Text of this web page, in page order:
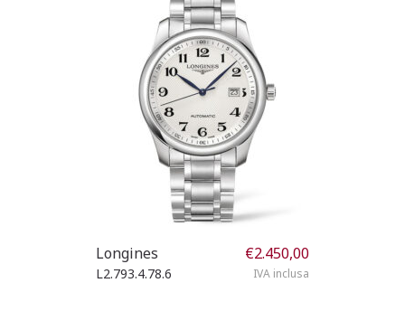
Longines
L2.793.4.78.6
€2.450,00
IVA inclusa